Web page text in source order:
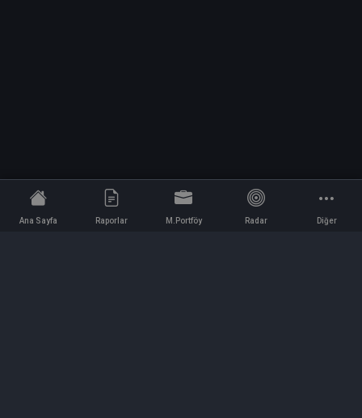
Ana Sayfa Raporlar M.Portföy Radar Diğer